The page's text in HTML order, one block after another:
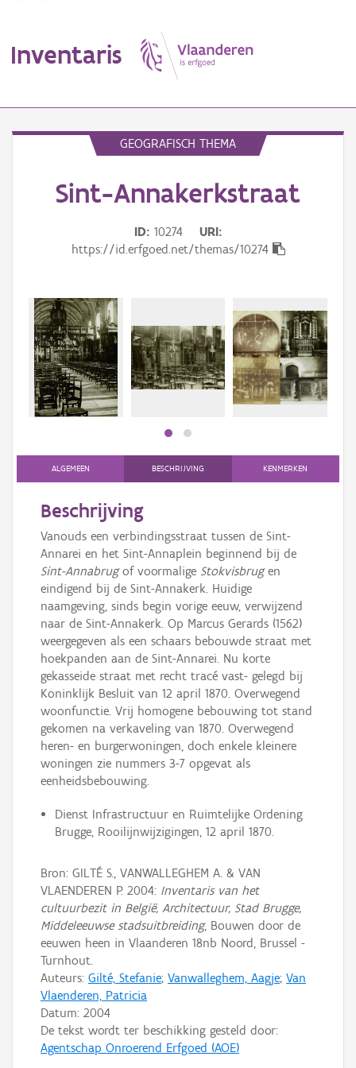
Inventaris
Erfgoedobject
Thema
Gebeurtenis
Persoon of collectief
Downloads
Aanmelden
GEOGRAFISCH THEMA
Sint-Annakerkstraat
ID 10274
URI
https://id.erfgoed.net/themas/10274
ALGEMEEN BESCHRIJVING KENMERKEN
Beschrijving
Vanouds een verbindingsstraat tussen de Sint-
Annarei en het Sint-Annaplein beginnend bij de
Sint-Annabrugof voormalige Stokvisbrugen
eindigend bij de Sint-Annakerk. Huidige
naamgeving, sinds begin vorige eeuw, verwijzend
naar de Sint-Annakerk. Op Marcus Gerards (1562)
weergegeven als een schaars bebouwde straat met
hoekpanden aan de Sint-Annarei. Nu korte
gekasseide straat met recht tracé vast- gelegd bij
Koninklijk Besluit van 12 april 1870. Overwegend
woonfunctie. Vrij homogene bebouwing tot stand
gekomen na verkaveling van 1870. Overwegend
heren- en burgerwoningen, doch enkele kleinere
woningen zie nummers 3-7 opgevat als
eenheidsbebouwing.
Dienst Infrastructuur en Ruimtelijke Ordening
Brugge, Rooilijnwijzigingen, 12 april 1870.
Bron: GILTÉ S., VANWALLEGHEM A. & VAN
VLAENDEREN P. 2004: Inventaris van het
cultuurbezit in België, Architectuur, Stad Brugge,
Middeleeuwse stadsuitbreiding, Bouwen door de
eeuwen heen in Vlaanderen 18nb Noord, Brussel -
Turnhout.
Auteurs: Gilté, Stefanie; Vanwalleghem, Aagje; Van
Vlaenderen, Patricia
Datum: 2004
De tekst wordt ter beschikking gesteld door:
Agentschap Onroerend Erfgoed (AOE)